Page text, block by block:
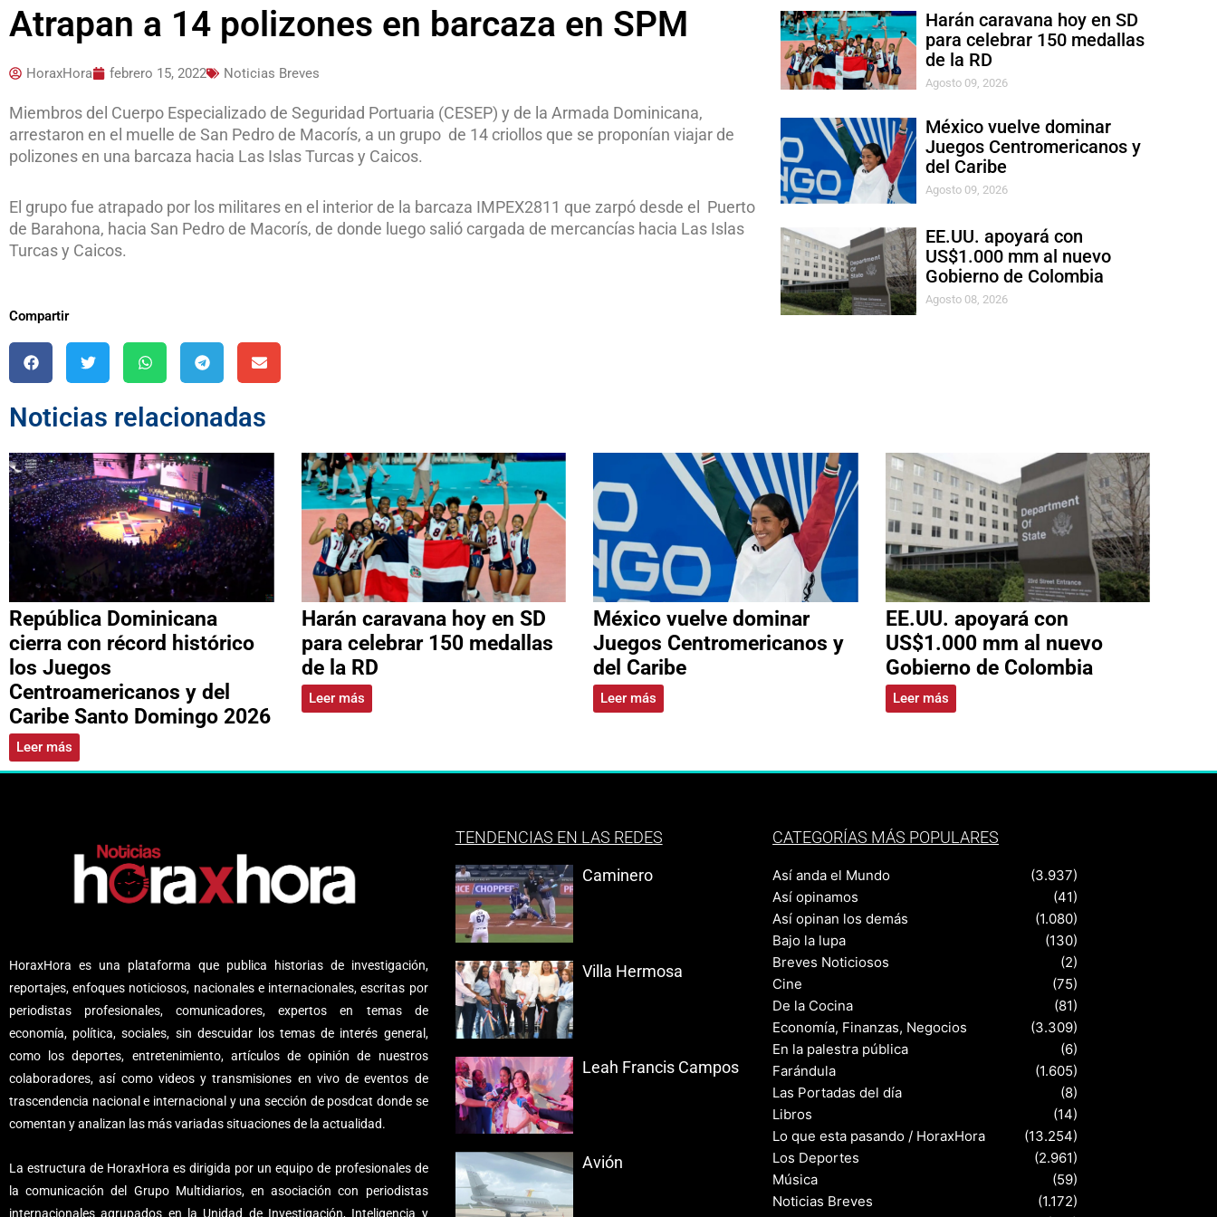
Atrapan a 14 polizones en barcaza en SPM
HoraxHora febrero 15, 2022 Noticias Breves
Miembros del Cuerpo Especializado de Seguridad Portuaria (CESEP) y de la Armada Dominicana,
arrestaron en el muelle de San Pedro de Macorís, a un grupo de 14 criollos que se proponían viajar de
polizones en una barcaza hacia Las Islas Turcas y Caicos.
El grupo fue atrapado por los militares en el interior de la barcaza IMPEX2811 que zarpó desde el Puerto
de Barahona, hacia San Pedro de Macorís, de donde luego salió cargada de mercancías hacia Las Islas
Turcas y Caicos.
Compartir
Harán caravana hoy en SD
para celebrar 150 medallas
de la RD
Agosto 09, 2026
México vuelve dominar
Juegos Centromericanos y
del Caribe
Agosto 09, 2026
EE.UU. apoyará con
US$1.000 mm al nuevo
Gobierno de Colombia
Agosto 08, 2026
Noticias relacionadas
República Dominicana
cierra con récord histórico
los Juegos
Centroamericanos y del
Caribe Santo Domingo 2026
Leer más
Harán caravana hoy en SD
para celebrar 150 medallas
de la RD
Leer más
México vuelve dominar
Juegos Centromericanos y
del Caribe
Leer más
EE.UU. apoyará con
US$1.000 mm al nuevo
Gobierno de Colombia
Leer más
HoraxHora es una plataforma que publica historias de investigación,
reportajes, enfoques noticiosos, nacionales e internacionales, escritas por
periodistas profesionales, comunicadores, expertos en temas de
economía, política, sociales, sin descuidar los temas de interés general,
como los deportes, entretenimiento, artículos de opinión de nuestros
colaboradores, así como videos y transmisiones en vivo de eventos de
trascendencia nacional e internacional y una sección de posdcat donde se
comentan y analizan las más variadas situaciones de la actualidad.
La estructura de HoraxHora es dirigida por un equipo de profesionales de
la comunicación del Grupo Multidiarios, en asociación con periodistas
internacionales agrupados en la Unidad de Investigación, Inteligencia y
TENDENCIAS EN LAS REDES
Caminero
Villa Hermosa
Leah Francis Campos
Avión
CATEGORÍAS MÁS POPULARES
Así anda el Mundo
(3.937)
Así opinamos
(41)
Así opinan los demás
(1.080)
Bajo la lupa
(130)
Breves Noticiosos
(2)
Cine
(75)
De la Cocina
(81)
Economía, Finanzas, Negocios
(3.309)
En la palestra pública
(6)
Farándula
(1.605)
Las Portadas del día
(8)
Libros
(14)
Lo que esta pasando / HoraxHora
(13.254)
Los Deportes
(2.961)
Música
(59)
Noticias Breves
(1.172)